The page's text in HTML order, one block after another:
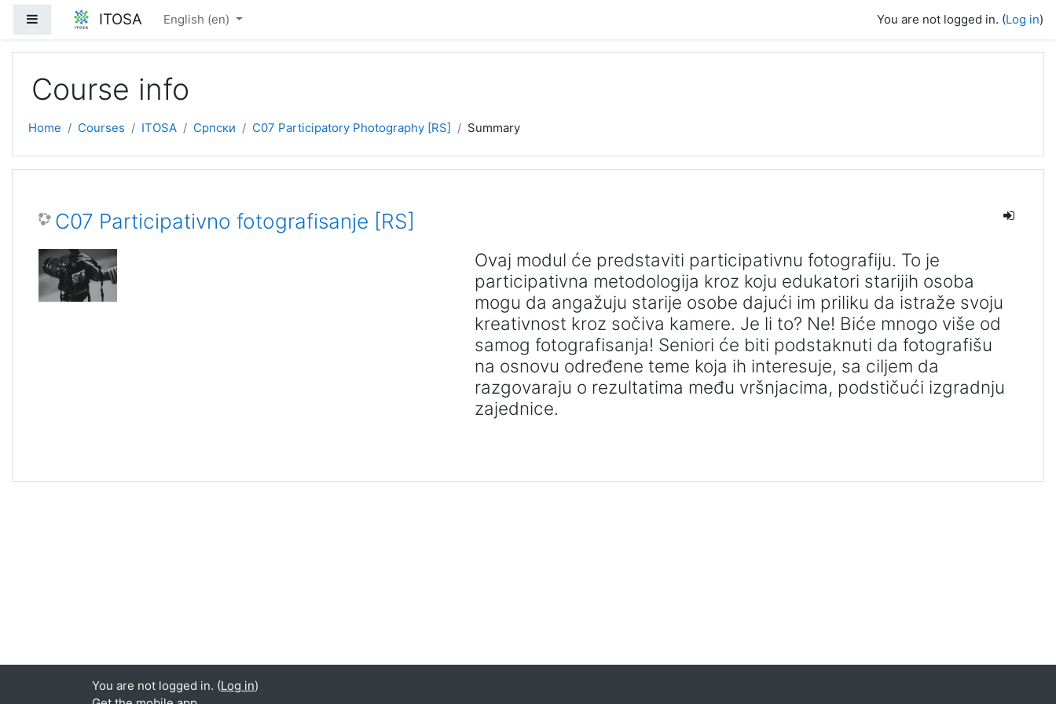
Skip to main content
Side panel ITOSA English ‎(en)‎ You are not logged in. (Log in)
Course info
Home Courses ITOSA Српски C07 Participatory Photography [RS] Summary
C07 Participativno fotografisanje [RS]
Ovaj modul će predstaviti participativnu fotografiju. To je
participativna metodologija kroz koju edukatori starijih osoba
mogu da angažuju starije osobe dajući im priliku da istraže svoju
kreativnost kroz sočiva kamere. Je li to? Ne! Biće mnogo više od
samog fotografisanja! Seniori će biti podstaknuti da fotografišu
na osnovu određene teme koja ih interesuje, sa ciljem da
razgovaraju o rezultatima među vršnjacima, podstičući izgradnju
zajednice.
You are not logged in. (Log in)